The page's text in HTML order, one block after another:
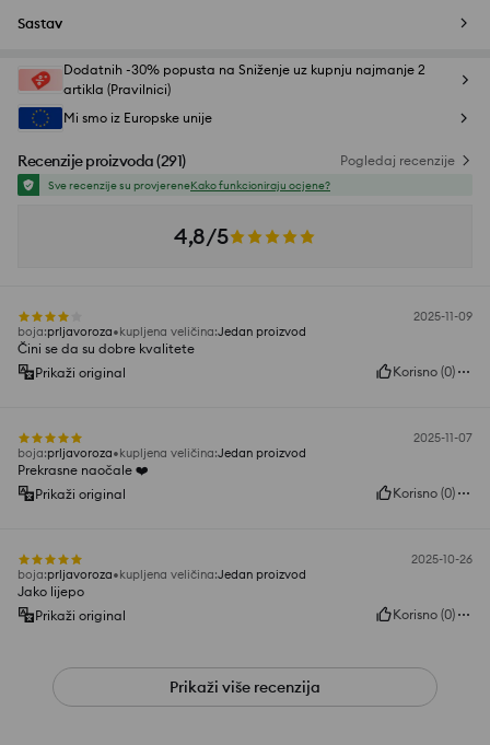
Sastav
Dodatnih -30% popusta na Sniženje uz kupnju najmanje 2
artikla (Pravilnici)
Mi smo iz Europske unije
Recenzije proizvoda(291) Pogledaj recenzije
Sve recenzije su provjereneKako funkcioniraju ocjene?
4,8/5
2025-11-09
boja:prljavoroza kupljena veličina:Jedan proizvod
Čini se da su dobre kvalitete
Prikaži original
Korisno (0)
2025-11-07
boja:prljavoroza kupljena veličina:Jedan proizvod
Prekrasne naočale ❤️
Prikaži original
Korisno (0)
2025-10-26
boja:prljavoroza kupljena veličina:Jedan proizvod
Jako lijepo
Prikaži original
Korisno (0)
Prikaži više recenzija